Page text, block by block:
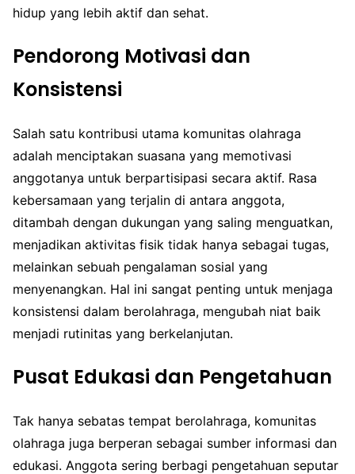
hidup yang lebih aktif dan sehat.
Pendorong Motivasi dan
Konsistensi
Salah satu kontribusi utama komunitas olahraga
adalah menciptakan suasana yang memotivasi
anggotanya untuk berpartisipasi secara aktif. Rasa
kebersamaan yang terjalin di antara anggota,
ditambah dengan dukungan yang saling menguatkan,
menjadikan aktivitas fisik tidak hanya sebagai tugas,
melainkan sebuah pengalaman sosial yang
menyenangkan. Hal ini sangat penting untuk menjaga
konsistensi dalam berolahraga, mengubah niat baik
menjadi rutinitas yang berkelanjutan.
Pusat Edukasi dan Pengetahuan
Tak hanya sebatas tempat berolahraga, komunitas
olahraga juga berperan sebagai sumber informasi dan
edukasi. Anggota sering berbagi pengetahuan seputar